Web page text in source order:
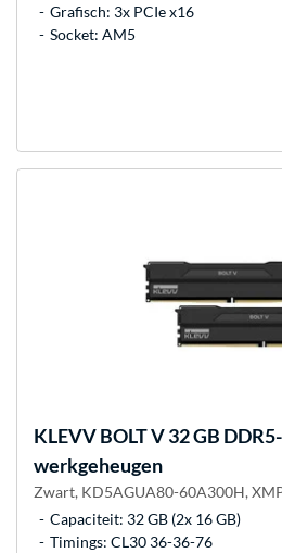
Grafisch: 3x PCIe x16
Socket: AM5
KLEVVBOLT V 32 GB
werkgeheugen
Zwart, KD5AGUA80-60A300H,
Capaciteit: 32 GB (2x 16 GB)
Timings: CL30 36-36-76